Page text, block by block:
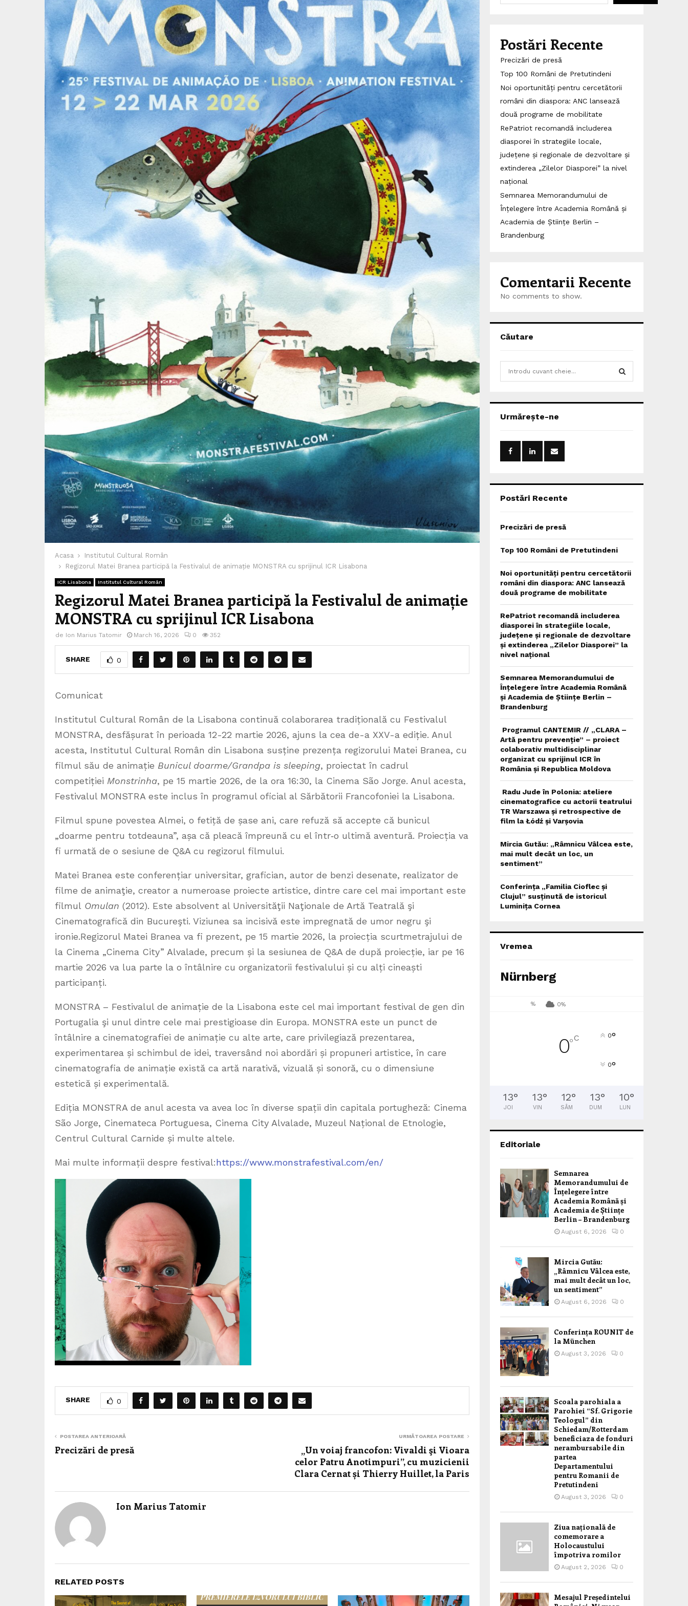
Acasa
Institutul Cultural Român
Regizorul Matei Branea participă la Festivalul de animație MONSTRA cu sprijinul ICR Lisabona
ICR Lisabona Institutul Cultural Român
Regizorul Matei Branea participă la Festivalul de animație
MONSTRA cu sprijinul ICR Lisabona
de Ion Marius Tatomir March 16, 2026 0 352
SHARE 0
Comunicat
Institutul Cultural Român de la Lisabona continuă colaborarea tradițională cu Festivalul
MONSTRA, desfășurat în perioada 12-22 martie 2026, ajuns la cea de-a XXV-a ediție. Anul
acesta, Institutul Cultural Român din Lisabona susține prezența regizorului Matei Branea, cu
filmul său de animație Bunicul doarme/Grandpa is sleeping, proiectat în cadrul
competiției Monstrinha, pe 15 martie 2026, de la ora 16:30, la Cinema São Jorge. Anul acesta,
Festivalul MONSTRA este inclus în programul oficial al Sărbătorii Francofoniei la Lisabona.
Filmul spune povestea Almei, o fetiță de șase ani, care refuză să accepte că bunicul
„doarme pentru totdeauna”, așa că pleacă împreună cu el într‑o ultimă aventură. Proiecția va
fi urmată de o sesiune de Q&A cu regizorul filmului.
Matei Branea este conferențiar universitar, grafician, autor de benzi desenate, realizator de
filme de animaţie, creator a numeroase proiecte artistice, dintre care cel mai important este
filmul Omulan (2012). Este absolvent al Universităţii Naţionale de Artă Teatrală şi
Cinematografică din Bucureşti. Viziunea sa incisivă este impregnată de umor negru şi
ironie.Regizorul Matei Branea va fi prezent, pe 15 martie 2026, la proiecția scurtmetrajului de
la Cinema „Cinema City” Alvalade, precum și la sesiunea de Q&A de după proiecție, iar pe 16
martie 2026 va lua parte la o întâlnire cu organizatorii festivalului și cu alți cineaști
participanți.
MONSTRA – Festivalul de animație de la Lisabona este cel mai important festival de gen din
Portugalia şi unul dintre cele mai prestigioase din Europa. MONSTRA este un punct de
întâlnire a cinematografiei de animație cu alte arte, care privilegiază prezentarea,
experimentarea și schimbul de idei, traversând noi abordări și propuneri artistice, în care
cinematografia de animație există ca artă narativă, vizuală și sonoră, cu o dimensiune
estetică și experimentală.
Ediția MONSTRA de anul acesta va avea loc în diverse spații din capitala portugheză: Cinema
São Jorge, Cinemateca Portuguesa, Cinema City Alvalade, Muzeul Național de Etnologie,
Centrul Cultural Carnide și multe altele.
Mai multe informații despre festival:https://www.monstrafestival.com/en/
SHARE 0
POSTAREA ANTERIOARĂ
Precizări de presă
URMĂTOAREA POSTARE
„Un voiaj francofon: Vivaldi şi Vioara
celor Patru Anotimpuri”, cu muzicienii
Clara Cernat și Thierry Huillet, la Paris
Ion Marius Tatomir
RELATED POSTS
Postări Recente
Precizări de presă
Top 100 Români de Pretutindeni
Noi oportunități pentru cercetătorii
români din diaspora: ANC lansează
două programe de mobilitate
RePatriot recomandă includerea
diasporei în strategiile locale,
județene și regionale de dezvoltare și
extinderea „Zilelor Diasporei” la nivel
național
Semnarea Memorandumului de
Înțelegere între Academia Română și
Academia de Științe Berlin –
Brandenburg
Comentarii Recente
No comments to show.
Căutare
h
o
:
Urmărește-ne
Postări Recente
Precizări de presă
Top 100 Români de Pretutindeni
Noi oportunități pentru cercetătorii
români din diaspora: ANC lansează
două programe de mobilitate
RePatriot recomandă includerea
diasporei în strategiile locale,
județene și regionale de dezvoltare
și extinderea „Zilelor Diasporei” la
nivel național
Semnarea Memorandumului de
Înțelegere între Academia Română
și Academia de Științe Berlin –
Brandenburg
Programul CANTEMIR // „CLARA –
Artă pentru prevenție” – proiect
colaborativ multidisciplinar
organizat cu sprijinul ICR în
România și Republica Moldova
Radu Jude în Polonia: ateliere
cinematografice cu actorii teatrului
TR Warszawa și retrospective de
film la Łódź și Varșovia
Mircia Gutău: „Râmnicu Vâlcea este,
mai mult decât un loc, un
sentiment”
Conferința „Familia Cioflec și
Clujul” susținută de istoricul
Luminița Cornea
Vremea
Nürnberg
% 0%
0°C 0°
0°
13°
JOI
13°
VIN
12°
SÂM
13°
DUM
10°
LUN
Editoriale
Semnarea
Memorandumului de
Înțelegere între
Academia Română și
Academia de Științe
Berlin – Brandenburg
August 6, 2026 0
Mircia Gutău:
„Râmnicu Vâlcea este,
mai mult decât un loc,
un sentiment”
August 6, 2026 0
Conferința ROUNIT de
la München
August 3, 2026 0
Scoala parohiala a
Parohiei “Sf. Grigorie
Teologul” din
Schiedam/Rotterdam
beneficiaza de fonduri
nerambursabile din
partea
Departamentului
pentru Romanii de
Pretutindeni
August 3, 2026 0
Ziua națională de
comemorare a
Holocaustului
împotriva romilor
August 2, 2026 0
Mesajul Președintelui